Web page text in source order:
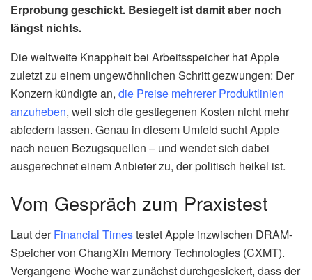
Erprobung geschickt. Besiegelt ist damit aber noch
längst nichts.
Die weltweite Knappheit bei Arbeitsspeicher hat Apple
zuletzt zu einem ungewöhnlichen Schritt gezwungen: Der
Konzern kündigte an, die Preise mehrerer Produktlinien
anzuheben, weil sich die gestiegenen Kosten nicht mehr
abfedern lassen. Genau in diesem Umfeld sucht Apple
nach neuen Bezugsquellen – und wendet sich dabei
ausgerechnet einem Anbieter zu, der politisch heikel ist.
Vom Gespräch zum Praxistest
Laut derFinancial Timestestet Apple inzwischen DRAM-
Speicher von ChangXin Memory Technologies (CXMT).
Vergangene Woche war zunächst durchgesickert, dass der